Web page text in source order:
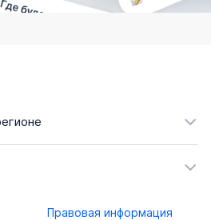
Правовая информация